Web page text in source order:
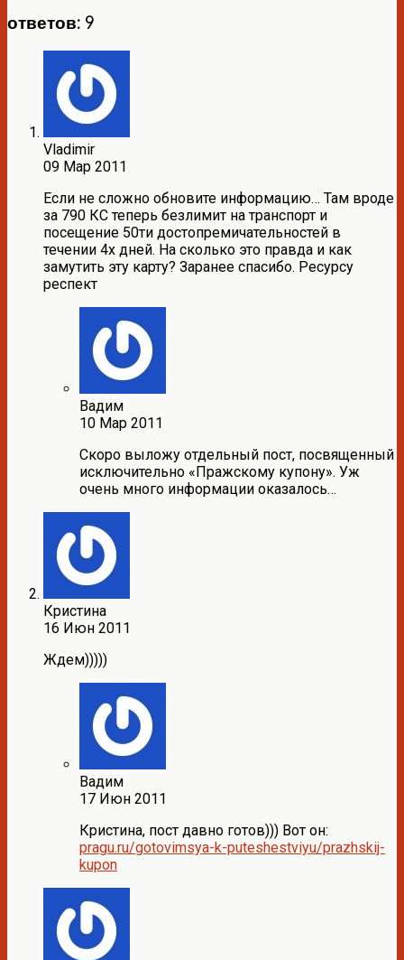
ответов: 9
Vladimir
09 Мар 2011
Если не сложно обновите информацию… Там вроде
за 790 КС теперь безлимит на транспорт и
посещение 50ти достопремичательностей в
течении 4х дней. На сколько это правда и как
замутить эту карту? Заранее спасибо. Ресурсу
респект
Вадим
10 Мар 2011
Скоро выложу отдельный пост, посвященный
исключительно «Пражскому купону». Уж
очень много информации оказалось…
Кристина
16 Июн 2011
Ждем)))))
Вадим
17 Июн 2011
Кристина, пост давно готов))) Вот он:
pragu.ru/gotovimsya-k-puteshestviyu/prazhskij-
kupon